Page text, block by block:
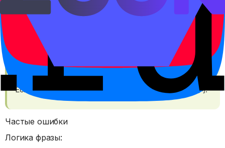
Эта дорога далеко, неудивительно, что нужно
ехать на транспорте.
Совет
难怪 обычно идет после того, как причина уже ясна.
Если вы просто называете причину, используйте 因为.
Частые ошибки
Логика фразы: